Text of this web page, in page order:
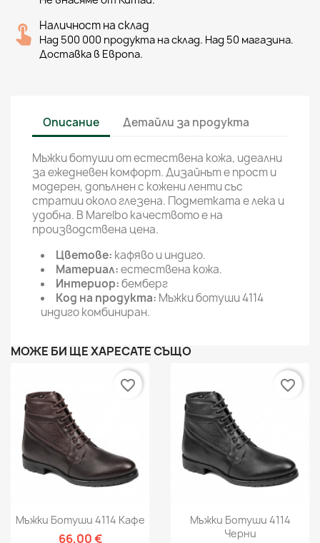
Наличност на склад
Над 500 000 продукта на склад. Над 50 магазина.
Доставка в Европа.
Описание Детайли за продукта
Мъжки ботуши от естествена кожа, идеални
за ежедневен комфорт. Дизайнът е прост и
модерен, допълнен с кожени ленти със
стратии около глезена. Подметката е лека и
удобна. В Marelbo качеството е на
производствена цена.
Цветове: кафяво и индиго.
Материал:естествена кожа.
Интериор:бемберг
Код на продукта: Мъжки ботуши 4114
индиго комбиниран.
МОЖЕ БИ ЩЕ ХАРЕСАТЕ СЪЩО
Мъжки Ботуши 4114 Кафе
66,00 €
favorite_border
Мъжки Ботуши 4114
Черни
favorite_border